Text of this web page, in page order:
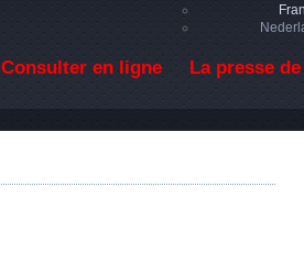
Consulter en ligne La presse